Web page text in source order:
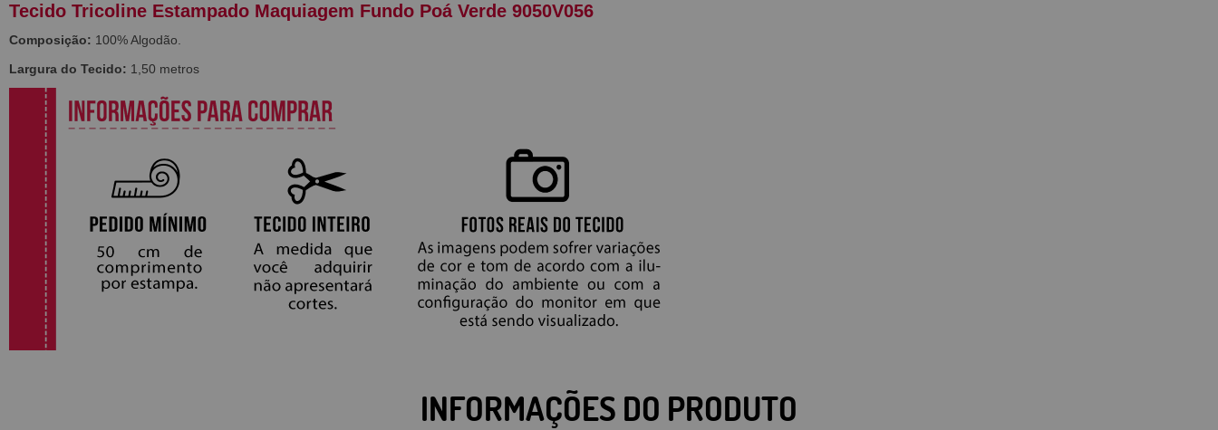
Tecido Tricoline Estampado Maquiagem Fundo Poá Verde 9050V056
Composição: 100% Algodão.
Largura do Tecido: 1,50 metros
INFORMAÇÕES DO PRODUTO